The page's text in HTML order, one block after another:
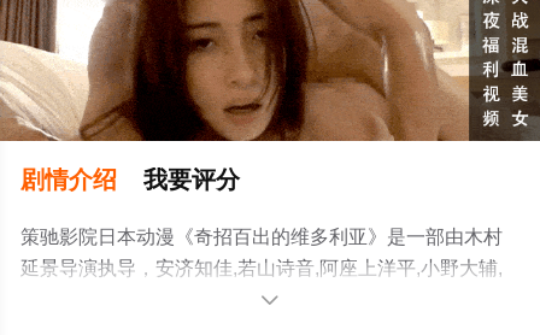
剧情介绍 我要评分
策驰影院日本动漫《奇招百出的维多利亚》是一部由木村
延景导演执导，安济知佳,若山诗音,阿座上洋平,小野大辅,
潘惠美,古川慎,逢坂良太,小野贤章,野岛健儿,秋保佐永子,家
